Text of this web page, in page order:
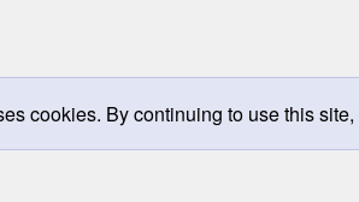
Change width
cookies. By continuing to use this